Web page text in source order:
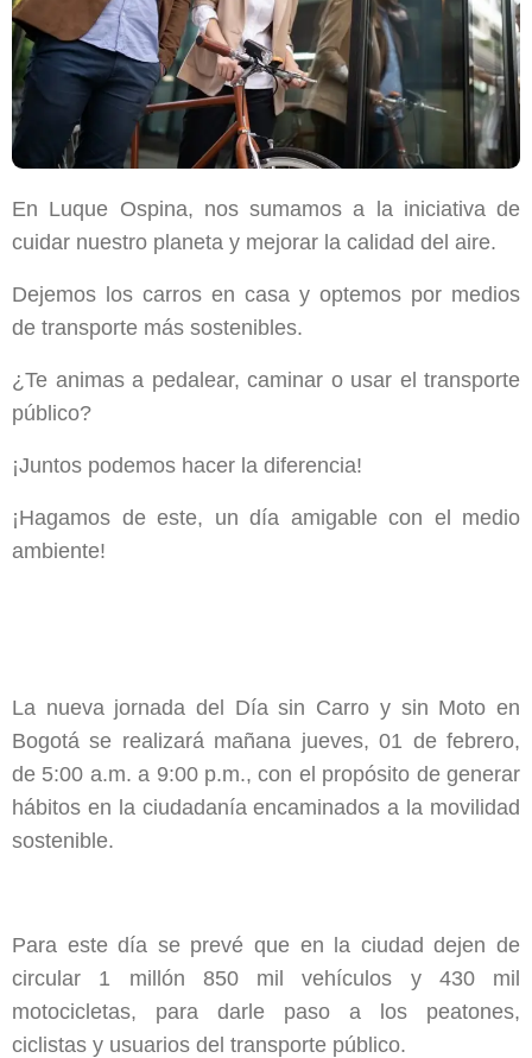
En Luque Ospina, nos sumamos a la iniciativa de
cuidar nuestro planeta y mejorar la calidad del aire.
Dejemos los carros en casa y optemos por medios
de transporte más sostenibles.
¿Te animas a pedalear, caminar o usar el transporte
público?
¡Juntos podemos hacer la diferencia!
¡Hagamos de este, un día amigable con el medio
ambiente!
La nueva jornada del Día sin Carro y sin Moto en
Bogotá se realizará mañana jueves, 01 de febrero,
de 5:00 a.m. a 9:00 p.m., con el propósito de generar
hábitos en la ciudadanía encaminados a la movilidad
sostenible.
Para este día se prevé que en la ciudad dejen de
circular 1 millón 850 mil vehículos y 430 mil
motocicletas, para darle paso a los peatones,
ciclistas y usuarios del transporte público.